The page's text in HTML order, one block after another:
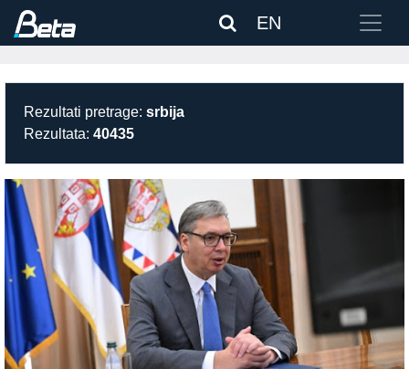
EN
Rezultati pretrage: srbija
Rezultata: 40435